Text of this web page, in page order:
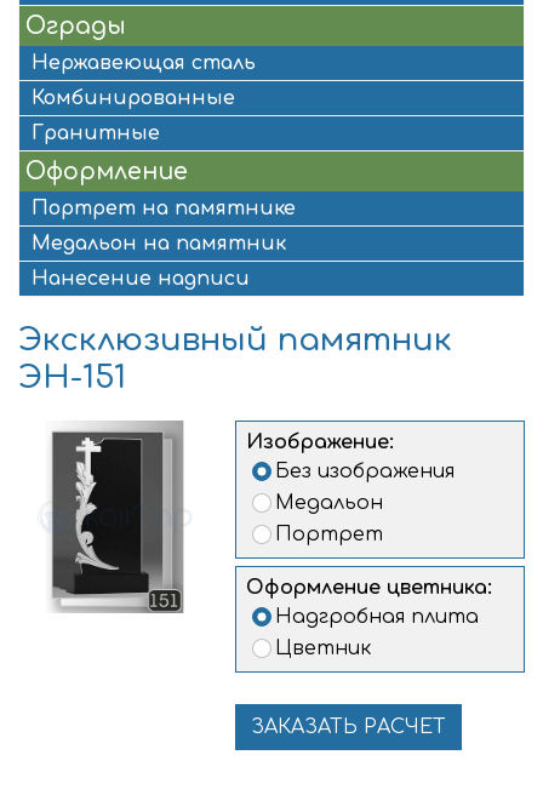
Ограды
Нержавеющая сталь
Комбинированные
Гранитные
Оформление
Портрет на памятнике
Медальон на памятник
Нанесение надписи
Эксклюзивный памятник
ЭН-151
Изображение:
Без изображения
Медальон
Портрет
Оформление цветника:
Надгробная плита
Цветник
ЗАКАЗАТЬ РАСЧЕТ